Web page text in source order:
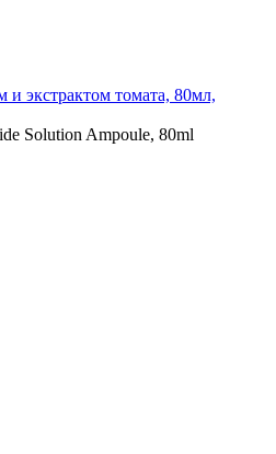
экстрактом томата, 80мл,
Solution Ampoule, 80ml